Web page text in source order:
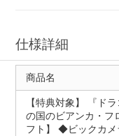
仕様詳細
商品名
【特典対象】 『ド
の国のビアンカ・フ
フト】 ◆ビックカメ